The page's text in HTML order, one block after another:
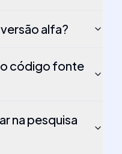
alfa?
código fonte
na pesquisa